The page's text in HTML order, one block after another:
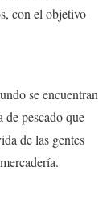
con el objetivo
se encuentran
de pescado que
de las gentes